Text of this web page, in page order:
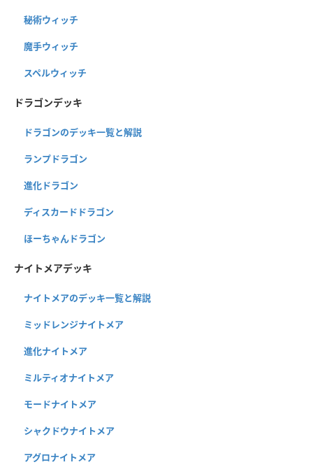
秘術ウィッチ
魔手ウィッチ
スペルウィッチ
ドラゴンデッキ
ドラゴンのデッキ一覧と解説
ランプドラゴン
進化ドラゴン
ディスカードドラゴン
ほーちゃんドラゴン
ナイトメアデッキ
ナイトメアのデッキ一覧と解説
ミッドレンジナイトメア
進化ナイトメア
ミルティオナイトメア
モードナイトメア
シャクドウナイトメア
アグロナイトメア